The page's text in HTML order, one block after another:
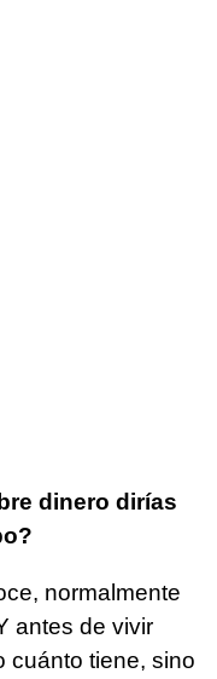
dinero dirías
normalmente
antes de vivir
cuánto tiene, sino